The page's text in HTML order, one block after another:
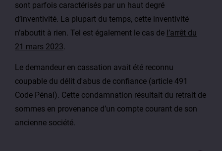
sont parfois caractérisés par un haut degré
d’inventivité. La plupart du temps, cette inventivité
n’aboutit à rien. Tel est également le cas de l’arrêt du
21 mars 2023.
Le demandeur en cassation avait été reconnu
coupable du délit d'abus de confiance (article 491
Code Pénal). Cette condamnation résultait du retrait de
sommes en provenance d’un compte courant de son
ancienne société.